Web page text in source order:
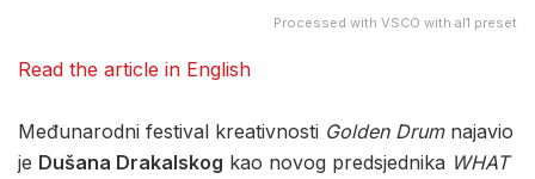
Processed with VSCO with al1 preset
Read the article in English
Međunarodni festival kreativnosti Golden Drumnajavio
je Dušana Drakalskog kao novog predsjednika WHAT